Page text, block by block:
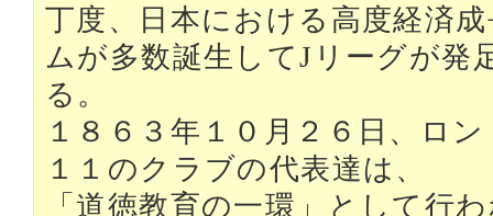
丁度、日本における高度経済
ムが多数誕生してJリーグが発
る。
１８６３年１０月２６日、ロ
１１のクラブの代表達は、
「道徳教育の一環」として行